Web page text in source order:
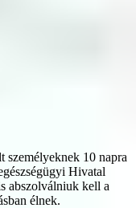
személyeknek 10 napra
Hivatal
abszolválniuk kell a
élnek.